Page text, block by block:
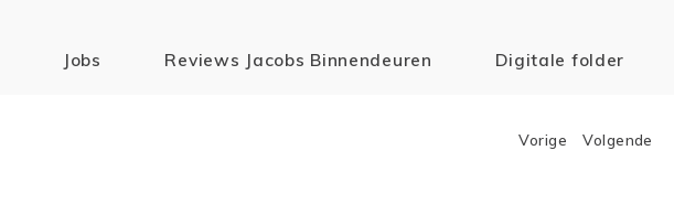
Jobs Reviews Jacobs Binnendeuren Digitale folder
Vorige Volgende